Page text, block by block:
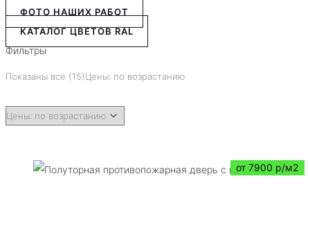
ФОТО НАШИХ РАБОТ
КАТАЛОГ ЦВЕТОВ RAL
Фильтры
Показаны все (15)Цены: по возрастанию
от 7900 р/м2